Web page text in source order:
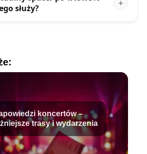
służy?
koncertów –
trasy i wydarzenia